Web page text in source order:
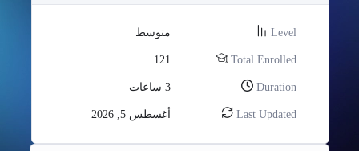
Level متوسط
Total Enrolled
121
Duration
3ساعات
Last Updated أغسطس 5, 2026